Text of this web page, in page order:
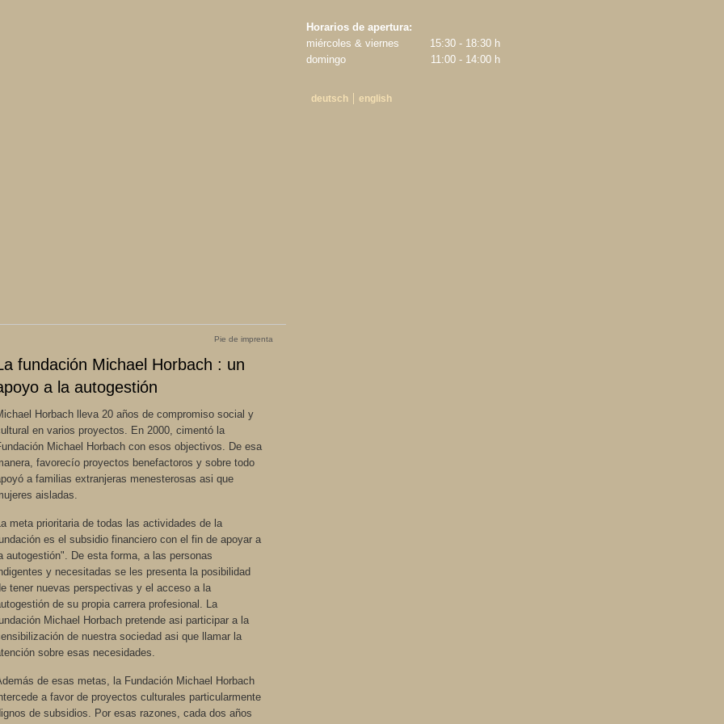
Horarios de apertura:
miércoles & viernes
15:30 - 18:30 h
domingo
11:00 - 14:00 h
deutsch english
fundación Michael Horbach : un
a la autogestión
Horbach lleva 20 años de compromiso social y
en varios proyectos. En 2000, cimentó la
Michael Horbach con esos objectivos. De esa
favorecío proyectos benefactoros y sobre todo
a familias extranjeras menesterosas asi que
aisladas.
meta prioritaria de todas las actividades de la
es el subsidio financiero con el fin de apoyar a
autogestión". De esta forma, a las personas
y necesitadas se les presenta la posibilidad
tener nuevas perspectivas y el acceso a la
de su propia carrera profesional. La
Michael Horbach pretende asi participar a la
de nuestra sociedad asi que llamar la
sobre esas necesidades.
de esas metas, la Fundación Michael Horbach
a favor de proyectos culturales particularmente
de subsidios. Por esas razones, cada dos años
Pie de imprenta